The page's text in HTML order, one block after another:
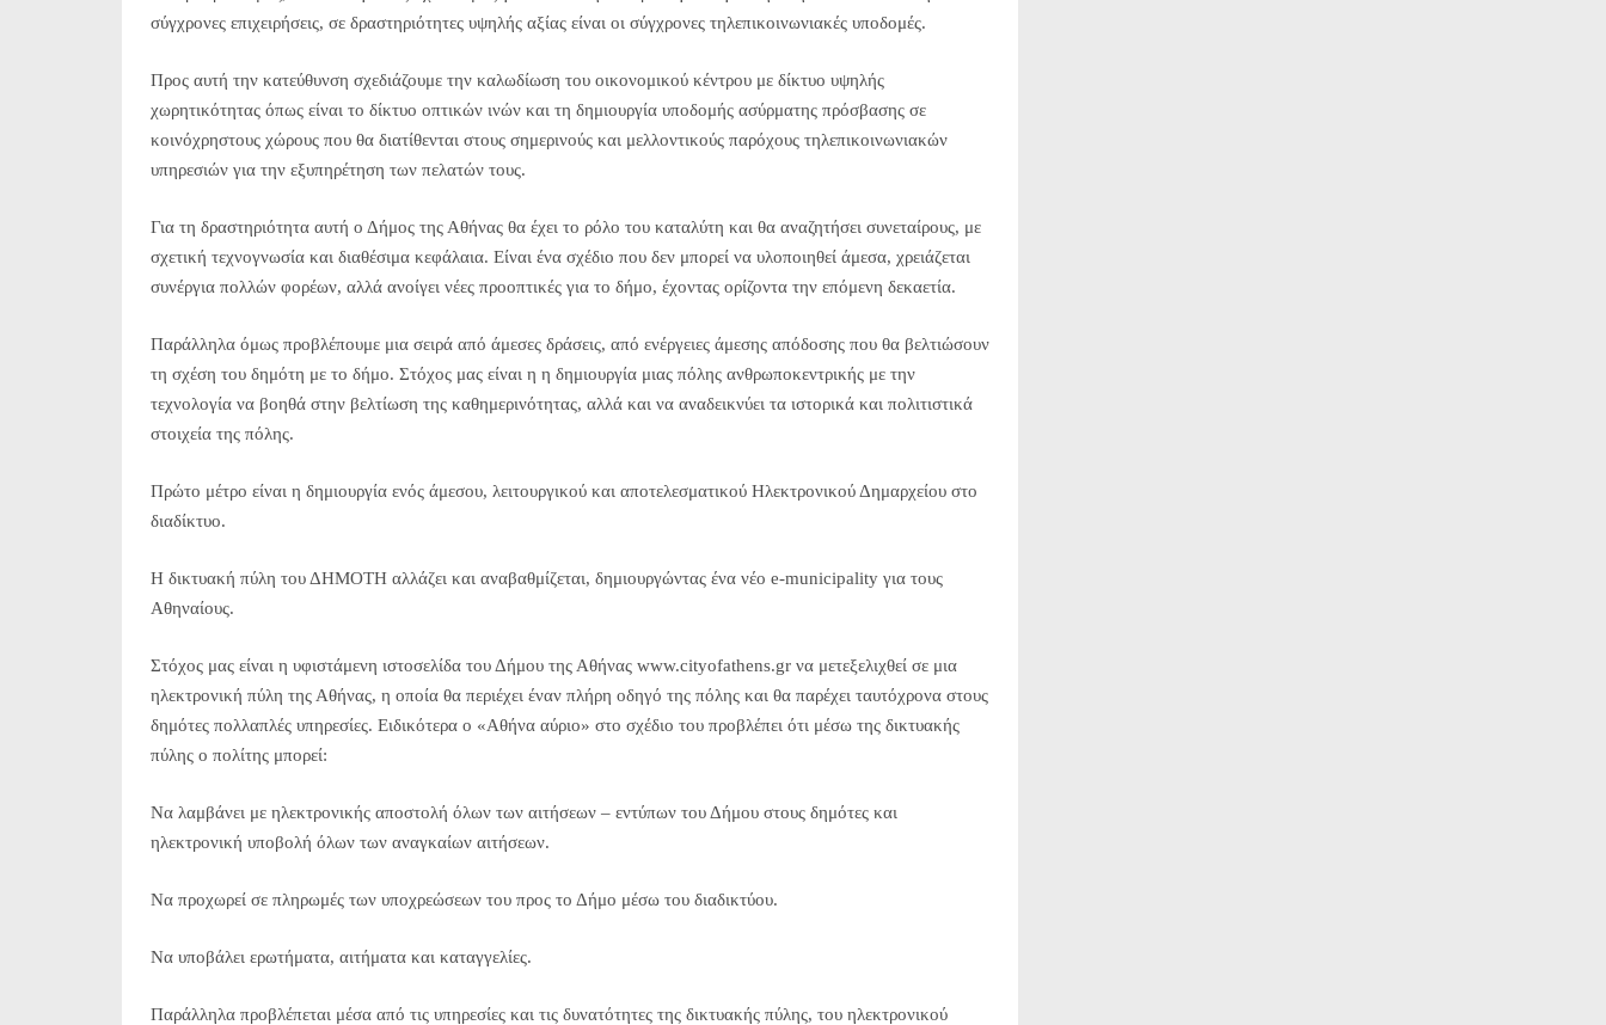
σύγχρονες επιχειρήσεις, σε δραστηριότητες υψηλής αξίας είναι οι σύγχρονες τηλεπικοινωνιακές υποδομές.
Προς αυτή την κατεύθυνση σχεδιάζουμε την καλωδίωση του οικονομικού κέντρου με δίκτυο υψηλής
χωρητικότητας όπως είναι το δίκτυο οπτικών ινών και τη δημιουργία υποδομής ασύρματης πρόσβασης σε
κοινόχρηστους χώρους που θα διατίθενται στους σημερινούς και μελλοντικούς παρόχους τηλεπικοινωνιακών
υπηρεσιών για την εξυπηρέτηση των πελατών τους.
Για τη δραστηριότητα αυτή ο Δήμος της Αθήνας θα έχει το ρόλο του καταλύτη και θα αναζητήσει συνεταίρους, με
σχετική τεχνογνωσία και διαθέσιμα κεφάλαια. Είναι ένα σχέδιο που δεν μπορεί να υλοποιηθεί άμεσα, χρειάζεται
συνέργια πολλών φορέων, αλλά ανοίγει νέες προοπτικές για το δήμο, έχοντας ορίζοντα την επόμενη δεκαετία.
Παράλληλα όμως προβλέπουμε μια σειρά από άμεσες δράσεις, από ενέργειες άμεσης απόδοσης που θα βελτιώσουν
τη σχέση του δημότη με το δήμο. Στόχος μας είναι η η δημιουργία μιας πόλης ανθρωποκεντρικής με την
τεχνολογία να βοηθά στην βελτίωση της καθημερινότητας, αλλά και να αναδεικνύει τα ιστορικά και πολιτιστικά
στοιχεία της πόλης.
Πρώτο μέτρο είναι η δημιουργία ενός άμεσου, λειτουργικού και αποτελεσματικού Ηλεκτρονικού Δημαρχείου στο
διαδίκτυο.
Η δικτυακή πύλη του ΔΗΜΟΤΗ αλλάζει και αναβαθμίζεται, δημιουργώντας ένα νέο e-municipality για τους
Αθηναίους.
Στόχος μας είναι η υφιστάμενη ιστοσελίδα του Δήμου της Αθήνας www.cityofathens.gr να μετεξελιχθεί σε μια
ηλεκτρονική πύλη της Αθήνας, η οποία θα περιέχει έναν πλήρη οδηγό της πόλης και θα παρέχει ταυτόχρονα στους
δημότες πολλαπλές υπηρεσίες. Ειδικότερα ο «Αθήνα αύριο» στο σχέδιο του προβλέπει ότι μέσω της δικτυακής
πύλης ο πολίτης μπορεί:
Να λαμβάνει με ηλεκτρονικής αποστολή όλων των αιτήσεων – εντύπων του Δήμου στους δημότες και
ηλεκτρονική υποβολή όλων των αναγκαίων αιτήσεων.
Να προχωρεί σε πληρωμές των υποχρεώσεων του προς το Δήμο μέσω του διαδικτύου.
Να υποβάλει ερωτήματα, αιτήματα και καταγγελίες.
Παράλληλα προβλέπεται μέσα από τις υπηρεσίες και τις δυνατότητες της δικτυακής πύλης, του ηλεκτρονικού